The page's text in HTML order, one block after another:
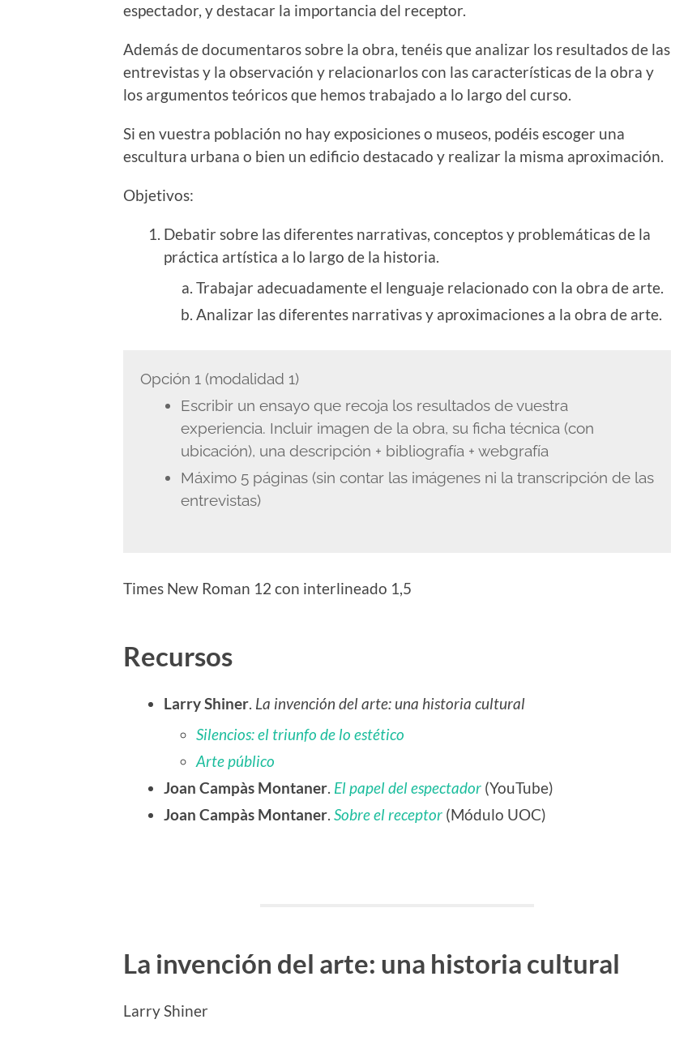
espectador, y destacar la importancia del receptor.
Además de documentaros sobre la obra, tenéis que analizar los resultados de las
entrevistas y la observación y relacionarlos con las características de la obra y
los argumentos teóricos que hemos trabajado a lo largo del curso.
Si en vuestra población no hay exposiciones o museos, podéis escoger una
escultura urbana o bien un edificio destacado y realizar la misma aproximación.
Objetivos:
Debatir sobre las diferentes narrativas, conceptos y problemáticas de la
práctica artística a lo largo de la historia.
Trabajar adecuadamente el lenguaje relacionado con la obra de arte.
Analizar las diferentes narrativas y aproximaciones a la obra de arte.
Opción 1 (modalidad 1)
Escribir un ensayo que recoja los resultados de vuestra
experiencia. Incluir imagen de la obra, su ficha técnica (con
ubicación), una descripción + bibliografía + webgrafía
Máximo 5 páginas (sin contar las imágenes ni la transcripción de las
entrevistas)
Times New Roman 12 con interlineado 1,5
Recursos
Larry Shiner. La invención del arte: una historia cultural
Silencios: el triunfo de lo estético
Arte público
Joan Campàs Montaner. El papel del espectador (YouTube)
Joan Campàs Montaner. Sobre el receptor (Módulo UOC)
La invención del arte: una historia cultural
Larry Shiner